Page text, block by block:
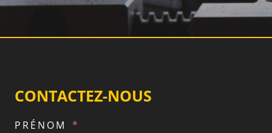
CONTACTEZ-NOUS
PRÉNOM